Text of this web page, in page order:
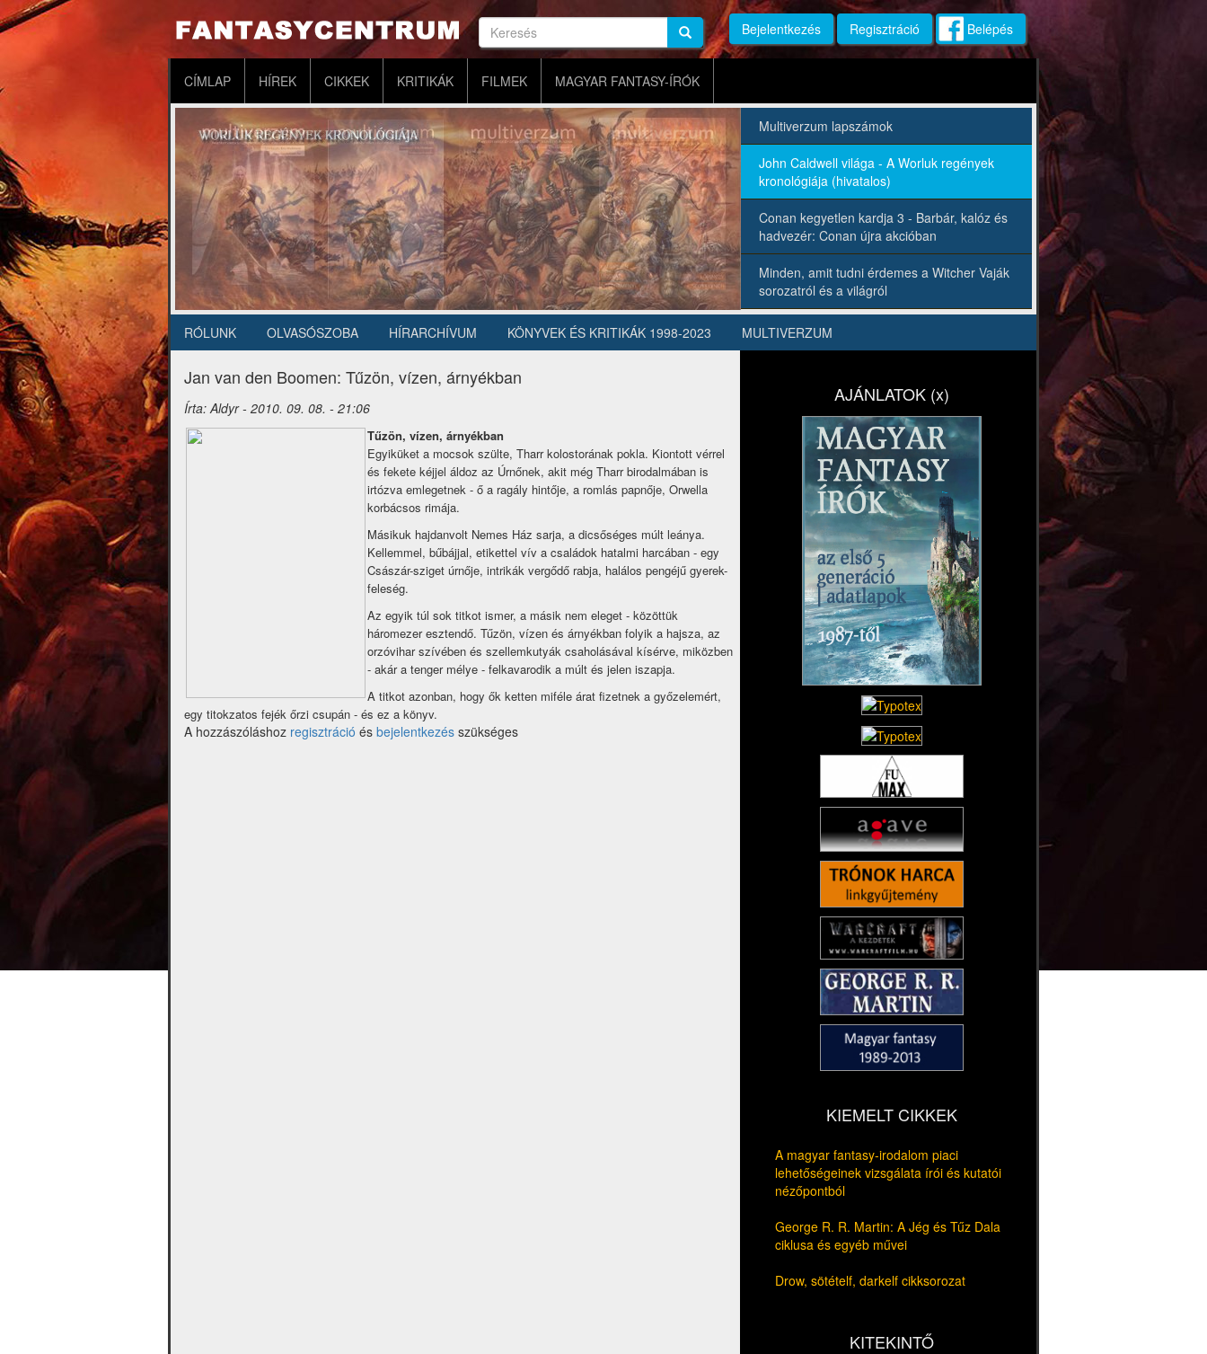
Ugrás
tartalomra
Keresés
Keresés Keresés Bejelentkezés Regisztráció Belépés
Fő
navigáció
CÍMLAP HÍREK CIKKEK KRITIKÁK FILMEK MAGYAR FANTASY-ÍRÓK
Multiverzum lapszámok
John Caldwell világa - A Worluk regények
kronológiája (hivatalos)
Conan kegyetlen kardja 3 - Barbár, kalóz és
hadvezér: Conan újra akcióban
Minden, amit tudni érdemes a Witcher Vaják
sorozatról és a világról
Másodlagos
navigáció
RÓLUNK OLVASÓSZOBA HÍRARCHÍVUM KÖNYVEK ÉS KRITIKÁK 1998-2023 MULTIVERZUM
Jan van den Boomen: Tűzön, vízen, árnyékban
Írta:Aldyr- 2010. 09. 08. - 21:06
Tűzön, vízen, árnyékban
Egyiküket a mocsok szülte, Tharr kolostorának pokla. Kiontott vérrel
és fekete kéjjel áldoz az Úrnőnek, akit még Tharr birodalmában is
irtózva emlegetnek - ő a ragály hintője, a romlás papnője, Orwella
korbácsos rimája.
Másikuk hajdanvolt Nemes Ház sarja, a dicsőséges múlt leánya.
Kellemmel, bűbájjal, etikettel vív a családok hatalmi harcában - egy
Császár-sziget úrnője, intrikák vergődő rabja, halálos pengéjű gyerek-
feleség.
Az egyik túl sok titkot ismer, a másik nem eleget - közöttük
háromezer esztendő. Tűzön, vízen és árnyékban folyik a hajsza, az
orzóvihar szívében és szellemkutyák csaholásával kísérve, miközben
- akár a tenger mélye - felkavarodik a múlt és jelen iszapja.
A titkot azonban, hogy ők ketten miféle árat fizetnek a győzelemért,
egy titokzatos fejék őrzi csupán - és ez a könyv.
A hozzászóláshoz regisztráció és bejelentkezés szükséges
AJÁNLATOK (x)
KIEMELT CIKKEK
A magyar fantasy-irodalom piaci
lehetőségeinek vizsgálata írói és kutatói
nézőpontból
George R. R. Martin: A Jég és Tűz Dala
ciklusa és egyéb művei
Drow, sötételf, darkelf cikksorozat
KITEKINTŐ